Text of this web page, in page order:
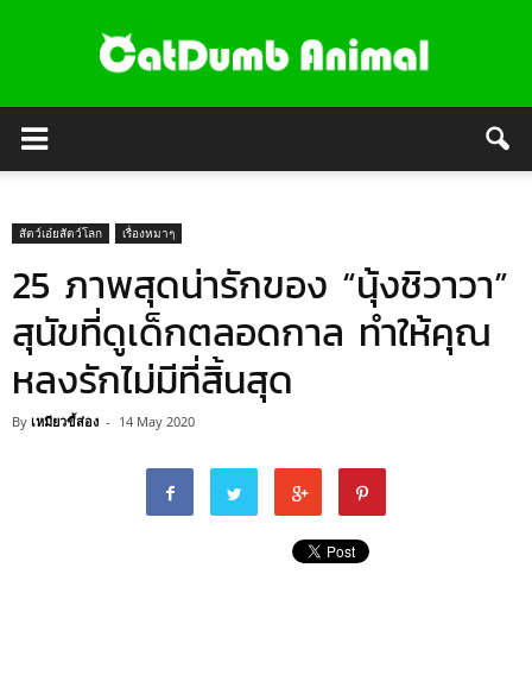
สัตว์เอ๋ยสัตว์โลก เรื่องหมาๆ
25 ภาพสุดน่ารักของ “นุ้งชิวาวา”
สุนัขที่ดูเด็กตลอดกาล ทำให้คุณ
หลงรักไม่มีที่สิ้นสุด
By เหมียวขี้ส่อง - 14 May 2020